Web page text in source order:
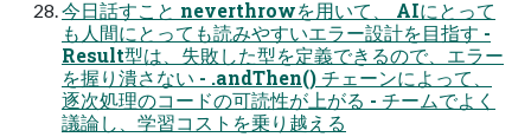
今日話すこと neverthrowを用いて、 AIにとって
も人間にとっても読みやすいエラー設計を目指す -
Result型は、失敗した型を定義できるので、エラー
を握り潰さない - .andThen() チェーンによって、
逐次処理のコードの可読性が上がる - チームでよく
議論し、学習コストを乗り越える